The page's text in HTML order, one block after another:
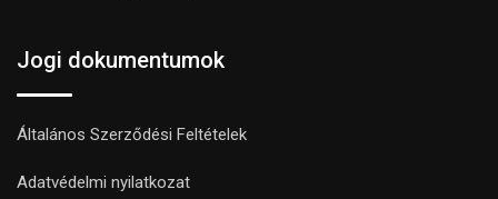
Jogi dokumentumok
Általános Szerződési Feltételek
Adatvédelmi nyilatkozat